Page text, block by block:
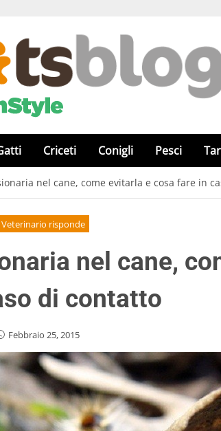
Criceti Conigli Pesci
nel cane, come evitarla e cosa fare in
Veterinario risponde
nel cane,
di contatto
Febbraio 25, 2015